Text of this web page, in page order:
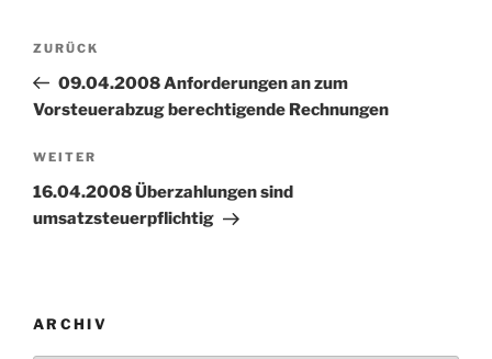
Beitragsnavigation
Vorheriger
Beitrag
ZURÜCK
09.04.2008 Anforderungen an zum
Vorsteuerabzug berechtigende Rechnungen
Nächster
Beitrag
WEITER
16.04.2008 Überzahlungen sind
umsatzsteuerpflichtig
ARCHIV